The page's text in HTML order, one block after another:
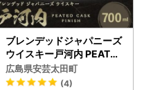
ブレンデッドジャパニーズ
ウイスキー戸河内 PEATE
D CASK FINISH700ml【1
434311】
広島県安芸太田町
(4)